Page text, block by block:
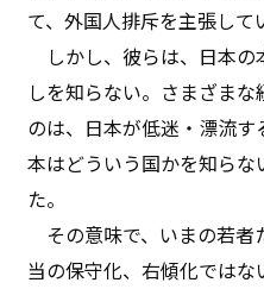
て、外国人排斥を主張して
しかし、彼らは、日本の
しを知らない。さまざま
のは、日本が低迷・漂流
本はどういう国かを知ら
た。
その意味で、いまの若者
当の保守化、右傾化では